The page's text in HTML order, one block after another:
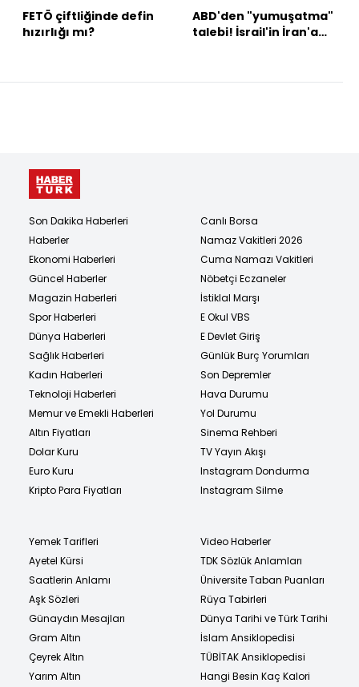
FETÖ çiftliğinde defin
hızırlığı mı?
ABD'den "yumuşatma"
talebi! İsrail'in İran'a
Son Dakika Haberleri
Haberler
Ekonomi Haberleri
Güncel Haberler
Magazin Haberleri
Spor Haberleri
Dünya Haberleri
Sağlık Haberleri
Kadın Haberleri
Teknoloji Haberleri
Memur ve Emekli Haberleri
Altın Fiyatları
Dolar Kuru
Euro Kuru
Kripto Para Fiyatları
Canlı Borsa
Namaz Vakitleri 2026
Cuma Namazı Vakitleri
Nöbetçi Eczaneler
İstiklal Marşı
E Okul VBS
E Devlet Giriş
Günlük Burç Yorumları
Son Depremler
Hava Durumu
Yol Durumu
Sinema Rehberi
TV Yayın Akışı
Instagram Dondurma
Instagram Silme
Yemek Tarifleri
Ayetel Kürsi
Saatlerin Anlamı
Aşk Sözleri
Günaydın Mesajları
Gram Altın
Çeyrek Altın
Yarım Altın
Video Haberler
TDK Sözlük Anlamları
Üniversite Taban Puanları
Rüya Tabirleri
Dünya Tarihi ve Türk Tarihi
İslam Ansiklopedisi
TÜBİTAK Ansiklopedisi
Hangi Besin Kaç Kalori